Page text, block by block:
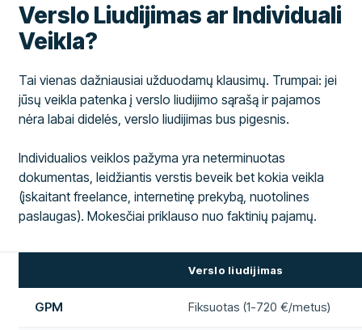
Verslo Liudijimas ar Individuali
Veikla?
Tai vienas dažniausiai užduodamų klausimų. Trumpai: jei
jūsų veikla patenka į verslo liudijimo sąrašą ir pajamos
nėra labai didelės, verslo liudijimas bus pigesnis.
Individualios veiklos pažyma yra neterminuotas
dokumentas, leidžiantis verstis beveik bet kokia veikla
(įskaitant freelance, internetinę prekybą, nuotolines
paslaugas). Mokesčiai priklauso nuo faktinių pajamų.
Verslo liudijimas
GPM Fiksuotas (1-720 €/metus)